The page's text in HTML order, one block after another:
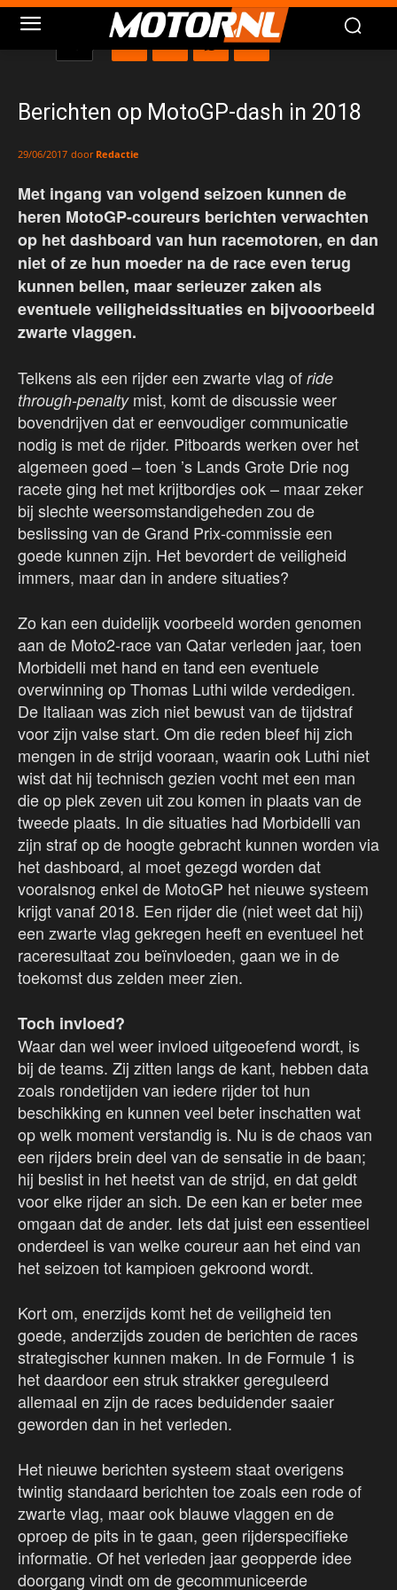
Berichten op MotoGP-dash in 2018
29/06/2017 door Redactie
Met ingang van volgend seizoen kunnen de
heren MotoGP-coureurs berichten verwachten
op het dashboard van hun racemotoren, en dan
niet of ze hun moeder na de race even terug
kunnen bellen, maar serieuzer zaken als
eventuele veiligheidssituaties en bijvooorbeeld
zwarte vlaggen.
Telkens als een rijder een zwarte vlag of ride
through-penaltymist, komt de discussie weer
bovendrijven dat er eenvoudiger communicatie
nodig is met de rijder. Pitboards werken over het
algemeen goed – toen ’s Lands Grote Drie nog
racete ging het met krijtbordjes ook – maar zeker
bij slechte weersomstandigeheden zou de
beslissing van de Grand Prix-commissie een
goede kunnen zijn. Het bevordert de veiligheid
immers, maar dan in andere situaties?
Zo kan een duidelijk voorbeeld worden genomen
aan de Moto2-race van Qatar verleden jaar, toen
Morbidelli met hand en tand een eventuele
overwinning op Thomas Luthi wilde verdedigen.
De Italiaan was zich niet bewust van de tijdstraf
voor zijn valse start. Om die reden bleef hij zich
mengen in de strijd vooraan, waarin ook Luthi niet
wist dat hij technisch gezien vocht met een man
die op plek zeven uit zou komen in plaats van de
tweede plaats. In die situaties had Morbidelli van
zijn straf op de hoogte gebracht kunnen worden via
het dashboard, al moet gezegd worden dat
vooralsnog enkel de MotoGP het nieuwe systeem
krijgt vanaf 2018. Een rijder die (niet weet dat hij)
een zwarte vlag gekregen heeft en eventueel het
raceresultaat zou beïnvloeden, gaan we in de
toekomst dus zelden meer zien.
Toch invloed?
Waar dan wel weer invloed uitgeoefend wordt, is
bij de teams. Zij zitten langs de kant, hebben data
zoals rondetijden van iedere rijder tot hun
beschikking en kunnen veel beter inschatten wat
op welk moment verstandig is. Nu is de chaos van
een rijders brein deel van de sensatie in de baan;
hij beslist in het heetst van de strijd, en dat geldt
voor elke rijder an sich. De een kan er beter mee
omgaan dat de ander. Iets dat juist een essentieel
onderdeel is van welke coureur aan het eind van
het seizoen tot kampioen gekroond wordt.
Kort om, enerzijds komt het de veiligheid ten
goede, anderzijds zouden de berichten de races
strategischer kunnen maken. In de Formule 1 is
het daardoor een struk strakker gereguleerd
allemaal en zijn de races beduidender saaier
geworden dan in het verleden.
Het nieuwe berichten systeem staat overigens
twintig standaard berichten toe zoals een rode of
zwarte vlag, maar ook blauwe vlaggen en de
oproep de pits in te gaan, geen rijderspecifieke
informatie. Of het verleden jaar geopperde idee
doorgang vindt om de gecommuniceerde